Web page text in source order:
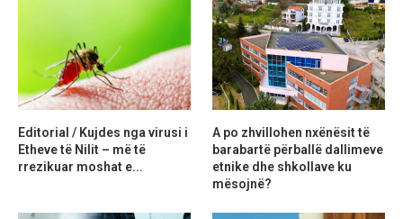
Editorial / Kujdes nga virusi i
Etheve të Nilit – më të
rrezikuar moshat e...
A po zhvillohen nxënësit të
barabartë përballë dallimeve
etnike dhe shkollave ku
mësojnë?